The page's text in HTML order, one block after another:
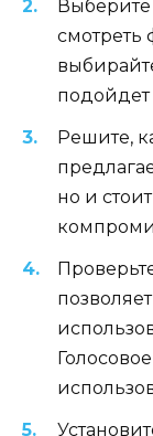
смотреть
подойдет
Решите,
но и